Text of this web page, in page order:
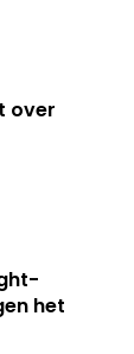
over
het